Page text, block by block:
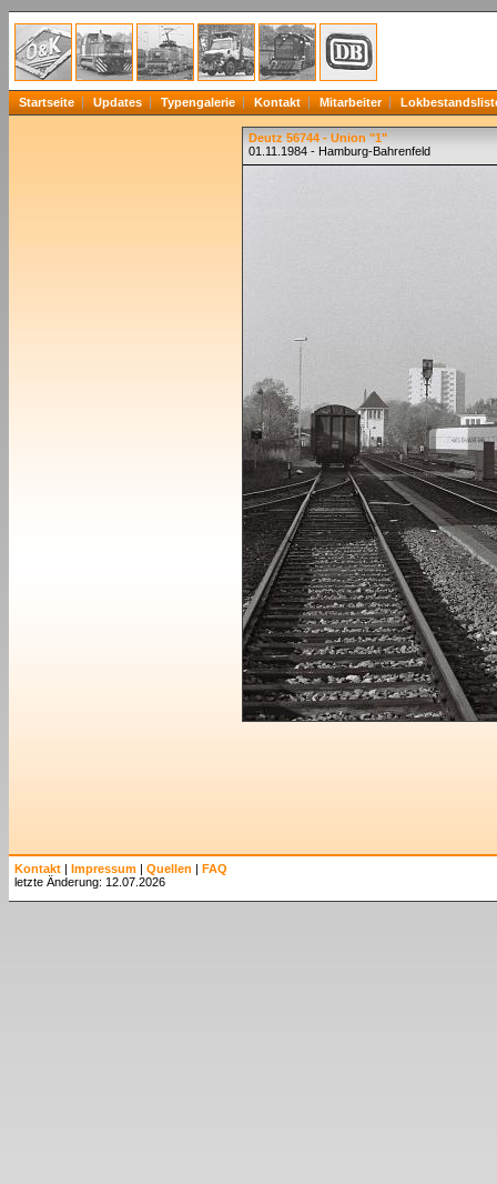
Startseite Updates Typengalerie Kontakt Mitarbeiter
Deutz 56744 - Union "1"
01.11.1984 - Hamburg-Bahrenfeld
Kontakt | Impressum | Quellen | FAQ
letzte Änderung: 12.07.2026